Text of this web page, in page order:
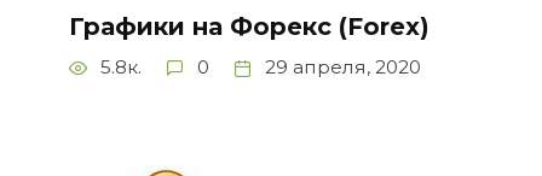
Графики на Форекс (Forex)
5.8к. 0 29 апреля, 2020